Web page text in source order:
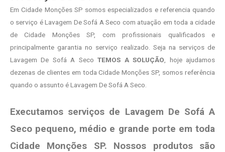
Em Cidade Monções SP somos especializados e referencia quando
o serviço é Lavagem De Sofá A Seco com atuação em toda a cidade
de Cidade Monções SP, com profissionais qualificados e
principalmente garantia no serviço realizado. Seja na serviços de
Lavagem De Sofá A SecoTEMOS A SOLUÇÃO , hoje ajudamos
dezenas de clientes em toda Cidade Monções SP, somos referência
quando o assunto é Lavagem De Sofá A Seco.
Executamos serviços de Lavagem De Sofá A
Seco pequeno, médio e grande porte em toda
Cidade Monções SP. Nossos produtos são